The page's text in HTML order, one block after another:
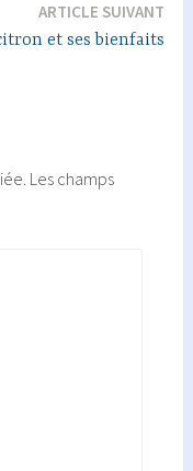
ARTICLE SUIVANT
et ses bienfaits
Les champs